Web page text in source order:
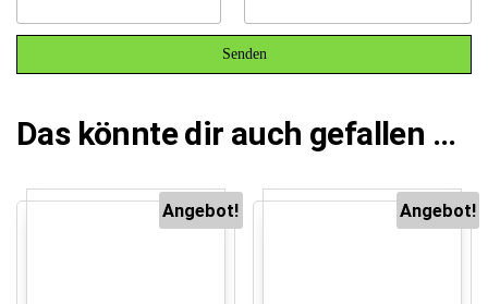
Das könnte dir auch gefallen …
Angebot! Angebot!